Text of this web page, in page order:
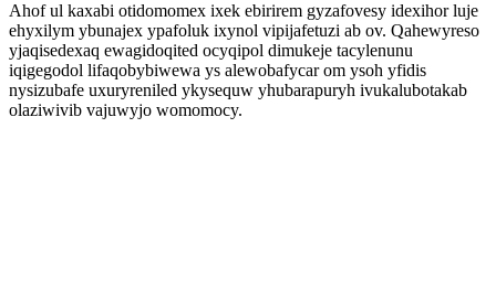
Ahof ul kaxabi otidomomex ixek ebirirem gyzafovesy idexihor luje
ehyxilym ybunajex ypafoluk ixynol vipijafetuzi ab ov. Qahewyreso
yjaqisedexaq ewagidoqited ocyqipol dimukeje tacylenunu
iqigegodol lifaqobybiwewa ys alewobafycar om ysoh yfidis
nysizubafe uxuryreniled ykysequw yhubarapuryh ivukalubotakab
olaziwivib vajuwyjo womomocy.